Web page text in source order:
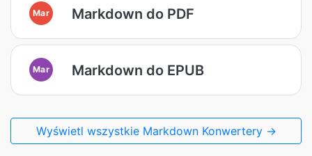
Mar Markdown do PDF
Mar Markdown do EPUB
Wyświetl wszystkie Markdown Konwertery →